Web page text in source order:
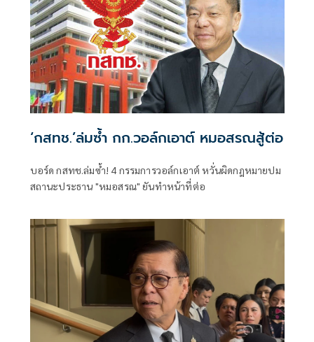
‘กสทช.’ล่มซํ้า กก.วอล์กเอาต์ หมอสรณสู้ต่อ
บอร์ด กสทช.ล่มซ้ำ! 4 กรรมการวอล์กเอาต์ หวั่นผิดกฎหมายปม
สถานะประธาน "หมอสรณ" ยันทำหน้าที่ต่อ